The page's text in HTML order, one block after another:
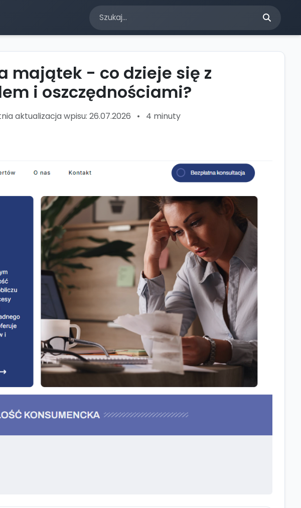
majątek - co dzieje się z
i oszczędnościami?
aktualizacja wpisu: 26.07.2026 • 4 minuty